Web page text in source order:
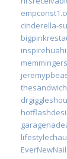
cinderella-